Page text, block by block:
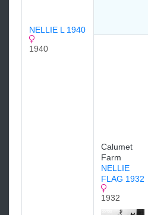
NELLIE L 1940
1940
Calumet
Farm
NELLIE
FLAG 1932
1932